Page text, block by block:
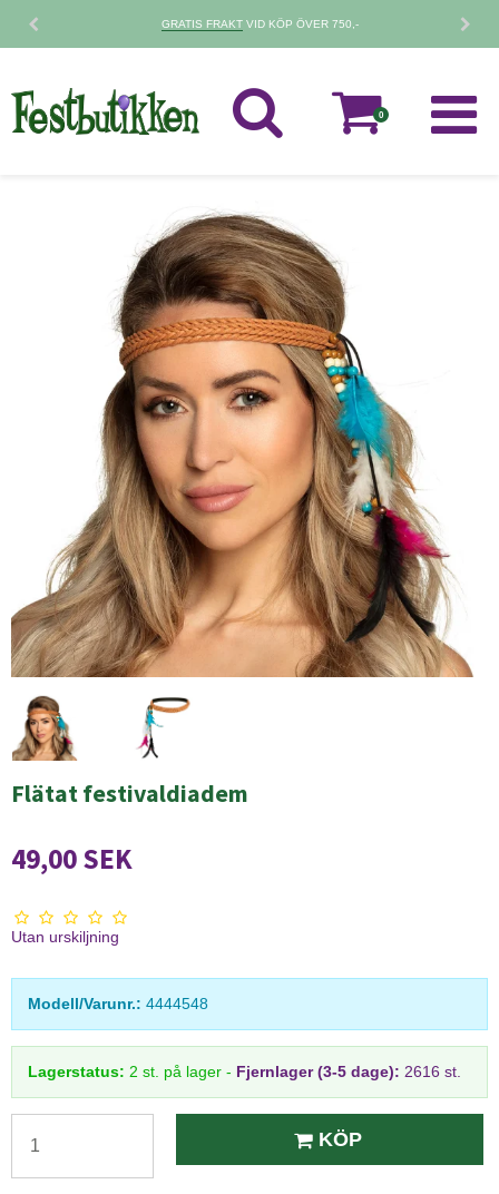
GRATIS FRAKTVID KÖP ÖVER 750,-
0
Flätat festivaldiadem
49,00 SEK
Utan urskiljning
Modell/Varunr.: 4444548
Lagerstatus: 2 st. på lager - Fjernlager (3-5 dage): 2616 st.
KÖP